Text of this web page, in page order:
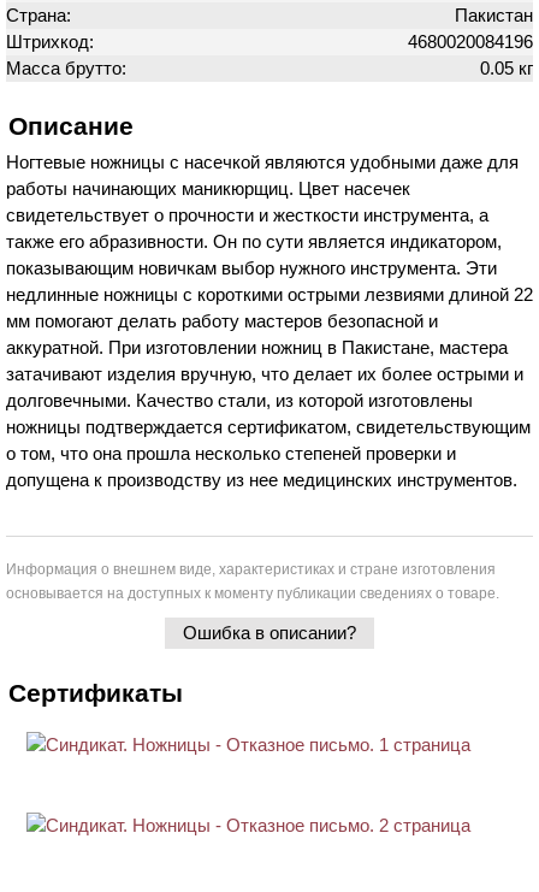
Страна:
Пакистан
Штрихкод:
4680020084196
Масса брутто:
0.05 кг
Описание
Ногтевые ножницы с насечкой являются удобными даже для
работы начинающих маникюрщиц. Цвет насечек
свидетельствует о прочности и жесткости инструмента, а
также его абразивности. Он по сути является индикатором,
показывающим новичкам выбор нужного инструмента. Эти
недлинные ножницы с короткими острыми лезвиями длиной 22
мм помогают делать работу мастеров безопасной и
аккуратной. При изготовлении ножниц в Пакистане, мастера
затачивают изделия вручную, что делает их более острыми и
долговечными. Качество стали, из которой изготовлены
ножницы подтверждается сертификатом, свидетельствующим
о том, что она прошла несколько степеней проверки и
допущена к производству из нее медицинских инструментов.
Информация о внешнем виде, характеристиках и стране изготовления
основывается на доступных к моменту публикации сведениях о товаре.
Ошибка в описании?
Сертификаты